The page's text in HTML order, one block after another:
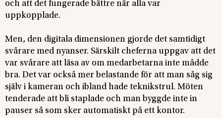
och att det fungerade bättre när alla var
uppkopplade.
Men, den digitala dimensionen gjorde det samtidigt
svårare med nyanser. Särskilt cheferna uppgav att det
var svårare att läsa av om medarbetarna inte mådde
bra. Det var också mer belastande för att man såg sig
själv i kameran och ibland hade teknikstrul. Möten
tenderade att bli staplade och man byggde inte in
pauser så som sker automatiskt på ett kontor.